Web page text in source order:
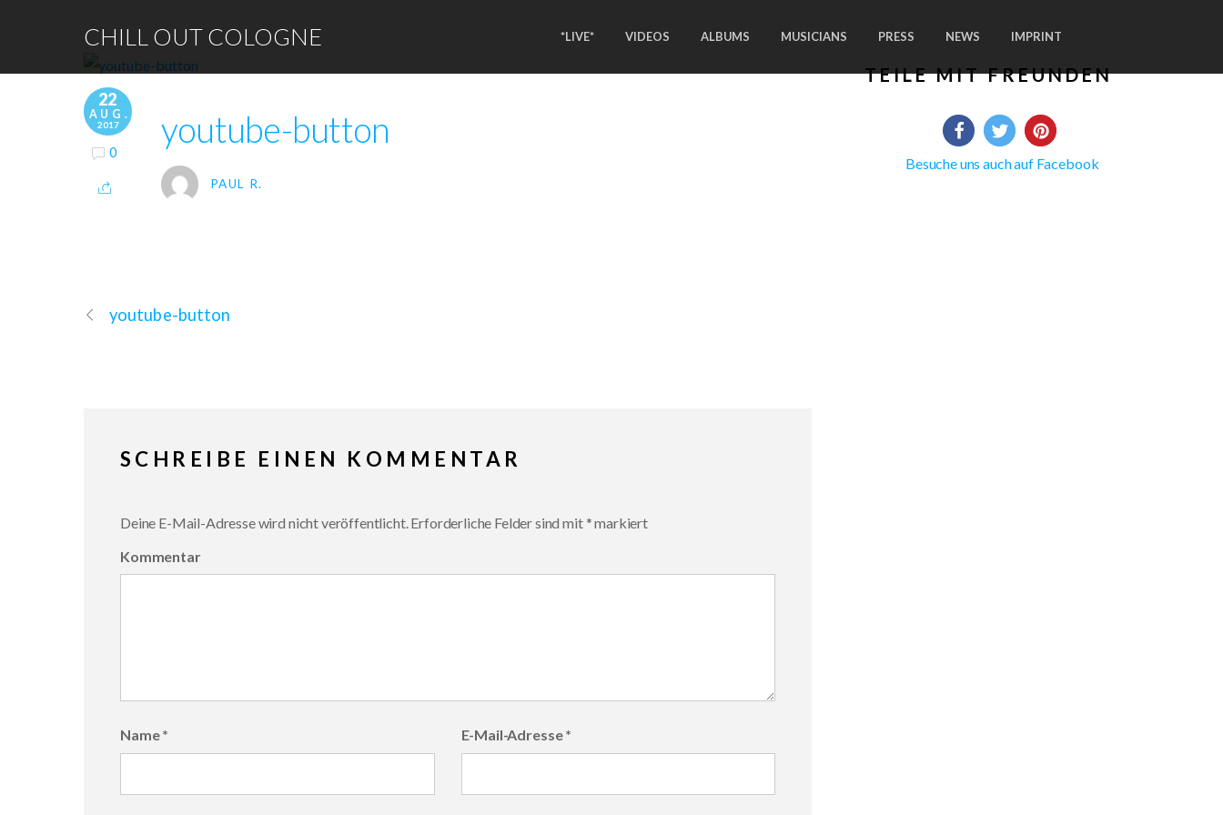
CHILL OUT COLOGNE *LIVE* VIDEOS ALBUMS MUSICIANS PRESS NEWS IMPRINT
22
AUG.
2017
0
youtube-button
PAUL R.
youtube-button
SCHREIBE EINEN KOMMENTAR
Deine E-Mail-Adresse wird nicht veröffentlicht.Erforderliche Felder sind mit *markiert
Kommentar
Name* E-Mail-Adresse*
TEILE MIT FREUNDEN
Besuche uns auch auf Facebook